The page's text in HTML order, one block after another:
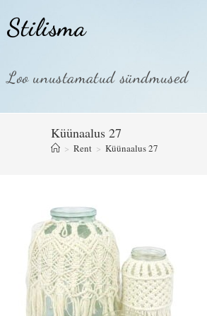
Stilisma
Loo unustamatud sündmused
Küünaalus 27
> Rent > Küünaalus 27